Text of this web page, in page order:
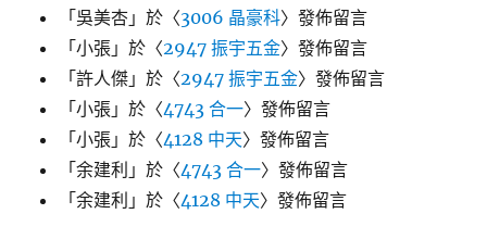
「吳美杏 」於〈3006 晶豪科〉發佈留言
「小張 」於〈2947 振宇五金〉發佈留言
「許人傑 」於〈2947 振宇五金〉發佈留言
「小張 」於〈4743 合一〉發佈留言
「小張 」於〈4128 中天〉發佈留言
「余建利 」於〈4743 合一〉發佈留言
「余建利 」於〈4128 中天〉發佈留言